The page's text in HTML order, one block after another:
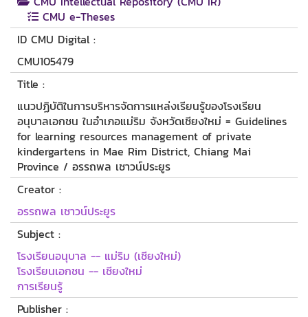
CMU e-Theses
ID CMU Digital :
CMU105479
Title :
แนวปฏิบัติในการบริหารจัดการแหล่งเรียนรู้ของโรงเรียน
อนุบาลเอกชน ในอำเภอแม่ริม จังหวัดเชียงใหม่ = Guidelines
for learning resources management of private
kindergartens in Mae Rim District, Chiang Mai
Province / อรรถพล เชาวน์ประยูร
Creator :
อรรถพล เชาวน์ประยูร
Subject :
โรงเรียนอนุบาล -- แม่ริม (เชียงใหม่)
โรงเรียนเอกชน -- เชียงใหม่
การเรียนรู้
Publisher :